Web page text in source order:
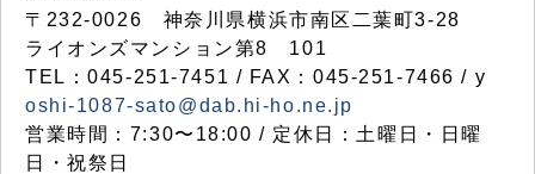
〒232-0026 神奈川県横浜市南区二葉町3-28
ライオンズマンション第8 101
TEL：045-251-7451 / FAX：045-251-7466 / y
oshi-1087-sato@dab.hi-ho.ne.jp
営業時間：7:30〜18:00 / 定休日：土曜日・日曜
日・祝祭日